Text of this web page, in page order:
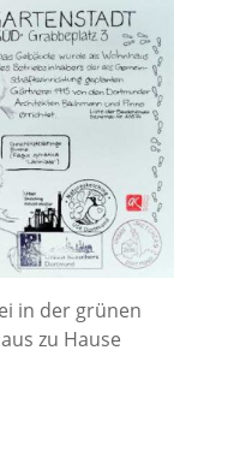
in der grünen
zu Hause